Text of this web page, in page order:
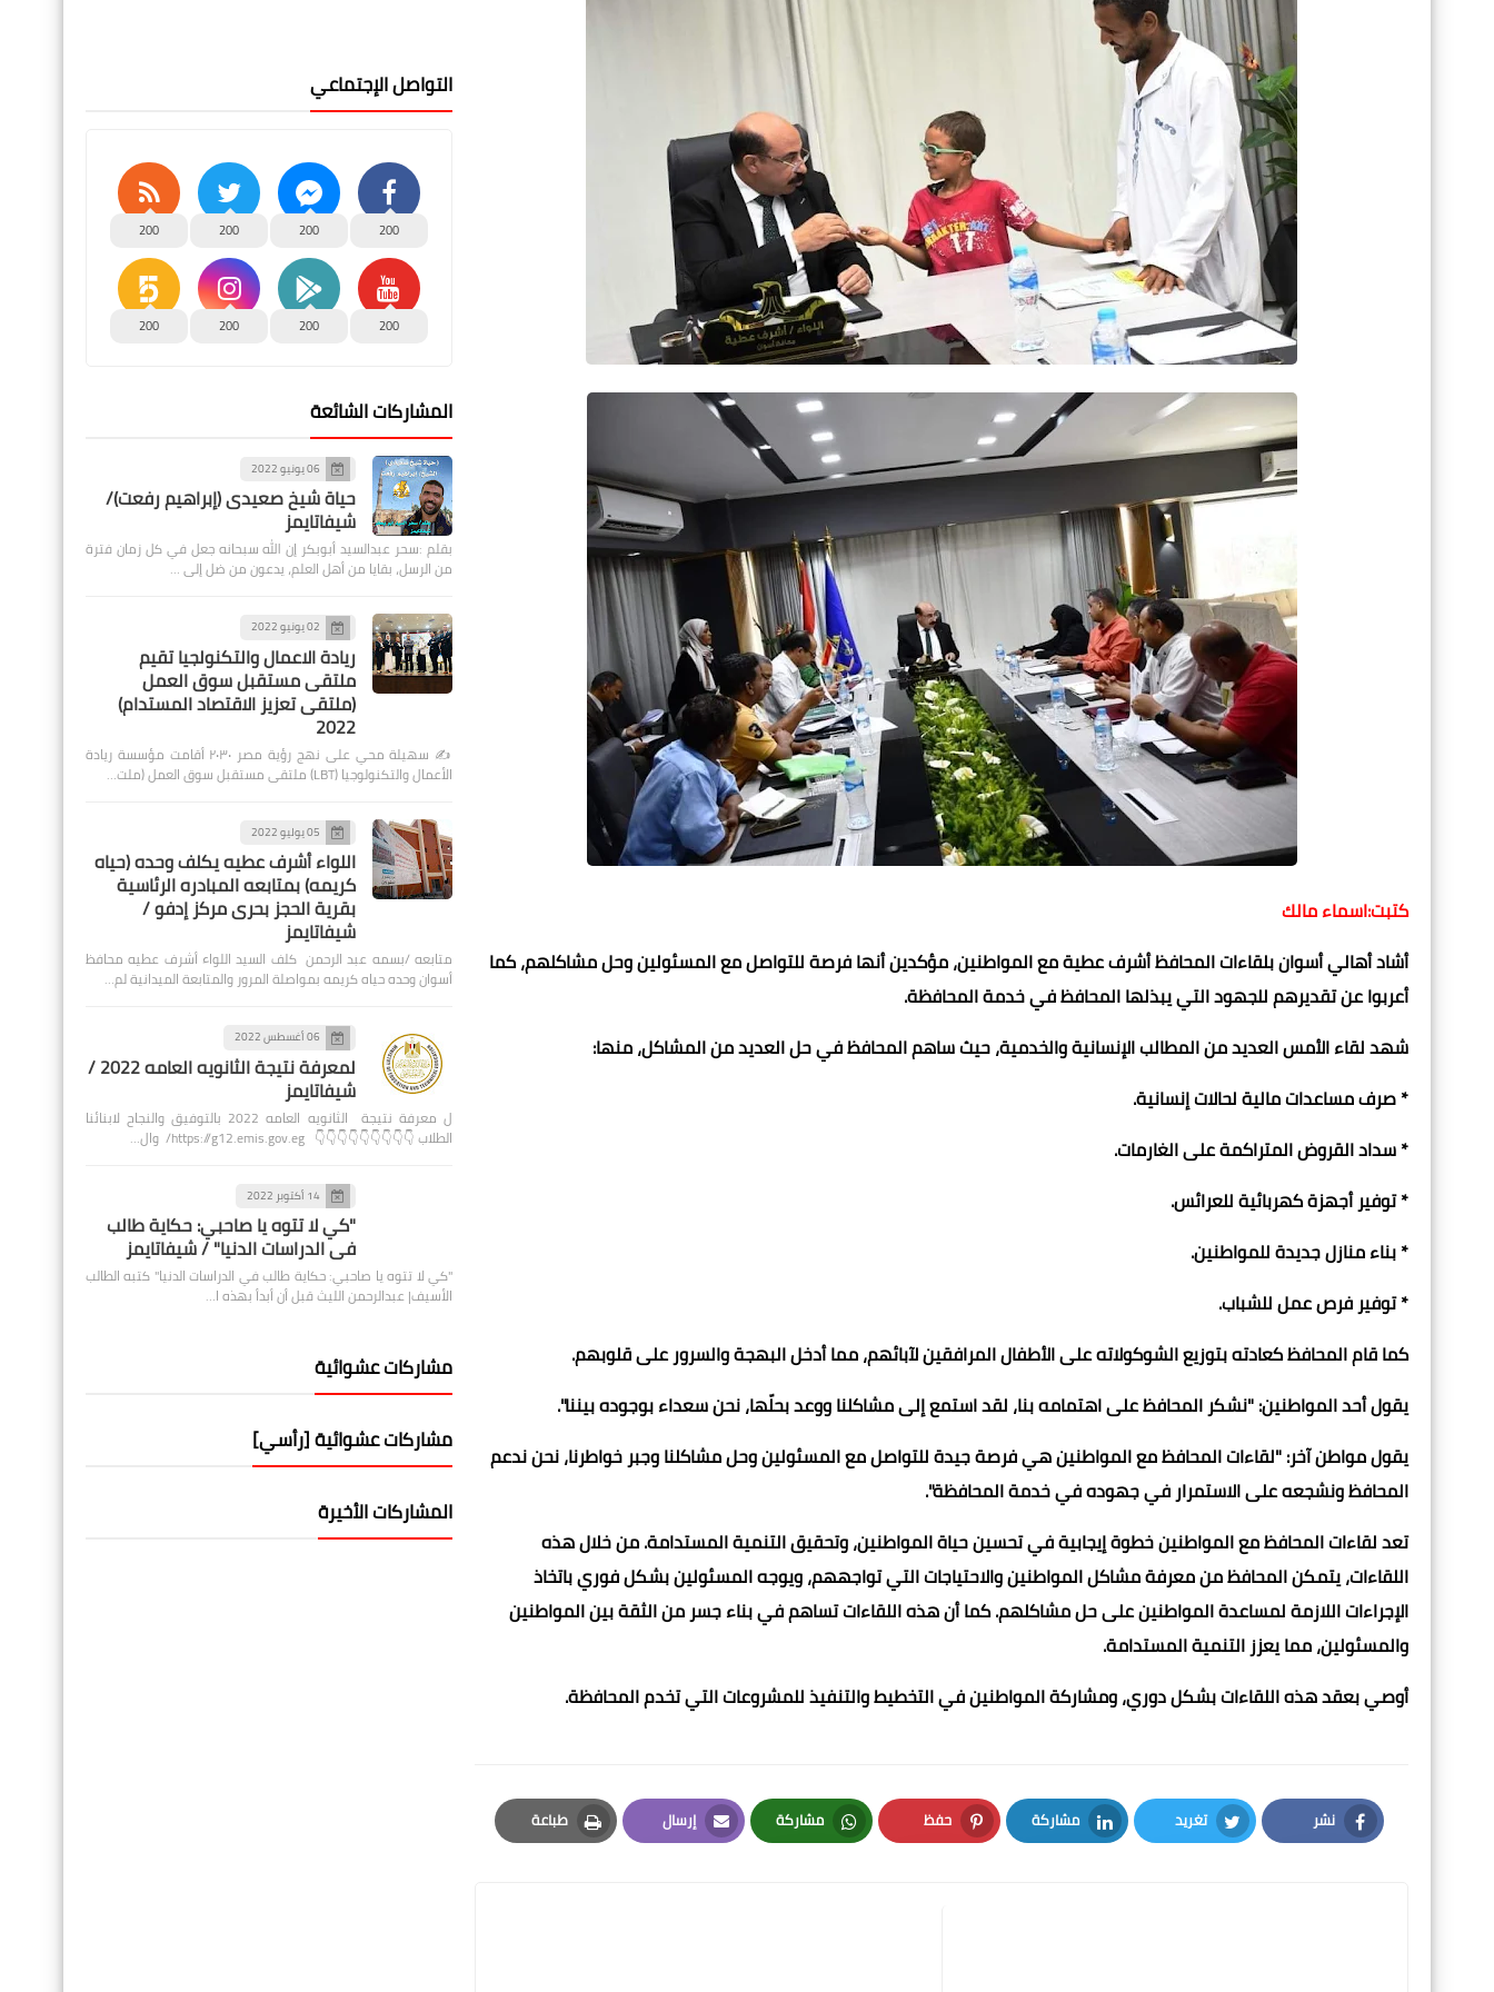
كتبت:اسماء مالك
أشاد أهالي أسوان بلقاءات المحافظ أشرف عطية مع المواطنين، مؤكدين أنها فرصة للتواصل مع المسئولين وحل مشاكلهم، كما
أعربوا عن تقديرهم للجهود التي يبذلها المحافظ في خدمة المحافظة.
شهد لقاء الأمس العديد من المطالب الإنسانية والخدمية، حيث ساهم المحافظ في حل العديد من المشاكل، منها:
* صرف مساعدات مالية لحالات إنسانية.
* سداد القروض المتراكمة على الغارمات.
* توفير أجهزة كهربائية للعرائس.
* بناء منازل جديدة للمواطنين.
* توفير فرص عمل للشباب.
كما قام المحافظ كعادته بتوزيع الشوكولاته على الأطفال المرافقين لآبائهم، مما أدخل البهجة والسرور على قلوبهم.
يقول أحد المواطنين: "نشكر المحافظ على اهتمامه بنا، لقد استمع إلى مشاكلنا ووعد بحلّها، نحن سعداء بوجوده بيننا".
يقول مواطن آخر: "لقاءات المحافظ مع المواطنين هي فرصة جيدة للتواصل مع المسئولين وحل مشاكلنا وجبر خواطرنا، نحن ندعم
المحافظ ونشجعه على الاستمرار في جهوده في خدمة المحافظة".
تعد لقاءات المحافظ مع المواطنين خطوة إيجابية في تحسين حياة المواطنين، وتحقيق التنمية المستدامة. من خلال هذه
اللقاءات، يتمكن المحافظ من معرفة مشاكل المواطنين والاحتياجات التي تواجههم، ويوجه المسئولين بشكل فوري باتخاذ
الإجراءات اللازمة لمساعدة المواطنين على حل مشاكلهم. كما أن هذه اللقاءات تساهم في بناء جسر من الثقة بين المواطنين
والمسئولين، مما يعزز التنمية المستدامة.
أوصي بعقد هذه اللقاءات بشكل دوري، ومشاركة المواطنين في التخطيط والتنفيذ للمشروعات التي تخدم المحافظة.
نشر
Facebook
تغريد
Twitter
مشاركة
LinkedIn
حفظ
Pinterest
مشاركة
Whatsapp
إرسال
Email
طباعة
Print
التواصل الإجتماعي
200
200
200
200
200
200
200
200
المشاركات الشائعة
06 يونيو 2022
حياة شيخ صعيدى (إبراهيم رفعت)/
شيفاتايمز
بقلم :سحر عبدالسيد أبوبكر إن الله سبحانه جعل في كل زمان فترة
من الرسل، بقايا من أهل العلم، يدعون من ضل إلى …
02 يونيو 2022
ريادة الاعمال والتكنولجيا تقيم
ملتقى مستقبل سوق العمل
(ملتقى تعزيز الاقتصاد المستدام)
2022
✍️ سهيلة محي على نهج رؤية مصر ٢٠٣٠ أقامت مؤسسة ريادة
الأعمال والتكنولوجيا (LBT) ملتقى مستقبل سوق العمل (ملت…
05 يوليو 2022
اللواء أشرف عطيه يكلف وحده (حياه
كريمه) بمتابعه المبادره الرئاسية
بقرية الحجز بحرى مركز إدفو /
شيفاتايمز
متابعه /بسمه عبد الرحمن كلف السيد اللواء أشرف عطيه محافظ
أسوان وحده حياه كريمه بمواصلة المرور والمتابعة الميدانية لم…
06 أغسطس 2022
لمعرفة نتيجة الثانويه العامه 2022 /
شيفاتايمز
ل معرفة نتيجة الثانويه العامه 2022 بالتوفيق والنجاح لابنائنا
الطلاب 👇👇👇👇👇👇👇👇👇 https://g12.emis.gov.eg/ وال…
14 أكتوبر 2022
"كي لا تتوه يا صاحبي: حكاية طالب
في الدراسات الدنيا" / شيفاتايمز
"كي لا تتوه يا صاحبي: حكاية طالب في الدراسات الدنيا" كتبه الطالب
الأسيف| عبدالرحمن الليث قبل أن أبدأ بهذه ا…
مشاركات عشوائية
مشاركات عشوائية [رأسي]
المشاركات الأخيرة